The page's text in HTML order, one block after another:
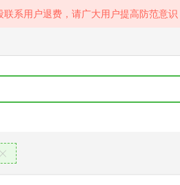
系用户退费，请广大用户提高防范意